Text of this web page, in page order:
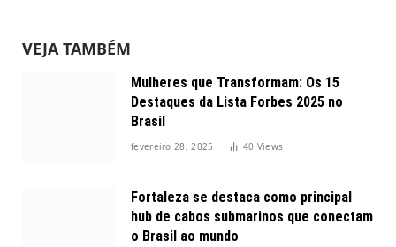
VEJA TAMBÉM
Mulheres que Transformam: Os 15
Destaques da Lista Forbes 2025 no
Brasil
fevereiro 28, 2025 40 Views
Fortaleza se destaca como principal
hub de cabos submarinos que conectam
o Brasil ao mundo